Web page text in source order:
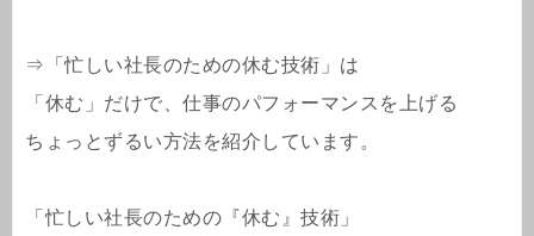
⇒「忙しい社長のための休む技術」は
「休む」だけで、仕事のパフォーマンスを上げる
ちょっとずるい方法を紹介しています。
「忙しい社長のための『休む』技術」